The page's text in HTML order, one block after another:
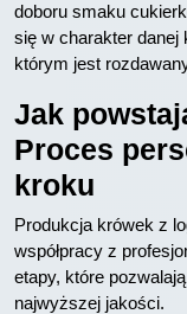
doboru smaku
się w charakter danej
którym jest
Jak
Proces
kroku
Produkcja krówek z
współpracy z
etapy, które
najwyższej jakości.